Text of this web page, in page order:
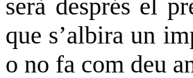
serà després el
que s’albira un
o no fa com deu